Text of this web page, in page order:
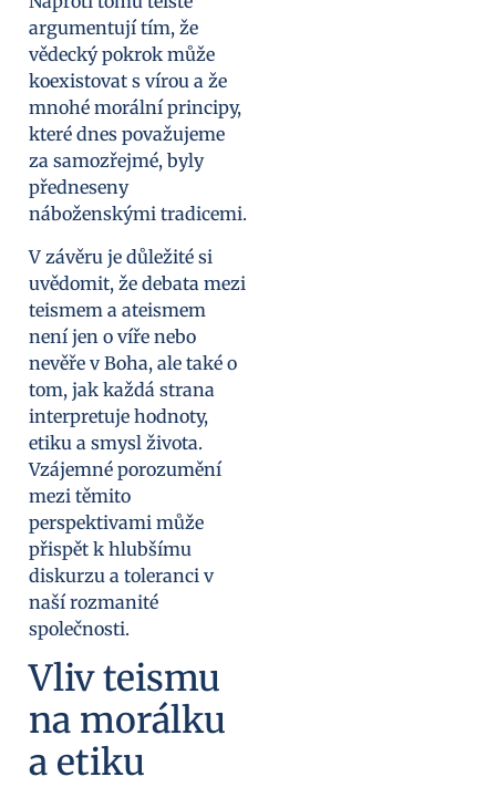
argumentují tím, že
vědecký pokrok může
koexistovat s vírou a že
mnohé morální principy,
které dnes považujeme
za samozřejmé, byly
předneseny
náboženskými tradicemi.
V závěru je důležité si
uvědomit, že debata mezi
teismem a ateismem
není jen o víře nebo
nevěře v Boha, ale také o
tom, jak každá strana
interpretuje hodnoty,
etiku a smysl života.
Vzájemné porozumění
mezi těmito
perspektivami může
přispět k hlubšímu
diskurzu a toleranci v
naší rozmanité
společnosti.
Vliv teismu
na morálku
a etiku